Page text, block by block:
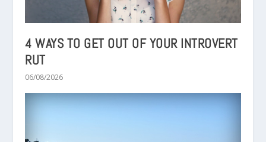
4 WAYS TO GET OUT OF YOUR INTROVERT
RUT
06/08/2026